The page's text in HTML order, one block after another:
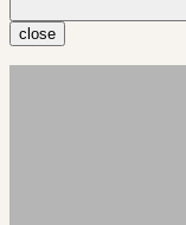
close